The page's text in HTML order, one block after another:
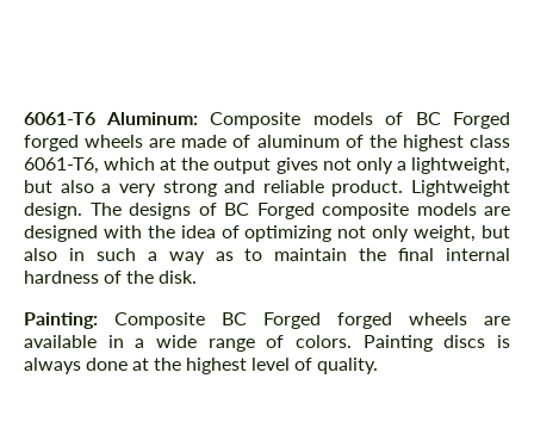
Beschreibung
6061-T6 Aluminum: Composite models of BC Forged
forged wheels are made of aluminum of the highest class
6061-T6, which at the output gives not only a lightweight,
but also a very strong and reliable product. Lightweight
design. The designs of BC Forged composite models are
designed with the idea of ​​optimizing not only weight, but
also in such a way as to maintain the final internal
hardness of the disk.
Painting: Composite BC Forged forged wheels are
available in a wide range of colors. Painting discs is
always done at the highest level of quality.